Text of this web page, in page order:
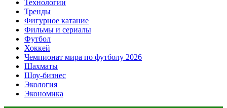
Технологии
Тренды
Фигурное катание
Фильмы и сериалы
Футбол
Хоккей
Чемпионат мира по футболу 2026
Шахматы
Шоу-бизнес
Экология
Экономика